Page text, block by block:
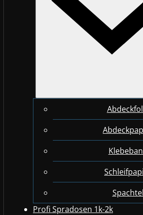
Spachtel
Profi Spradosen 1k-2k